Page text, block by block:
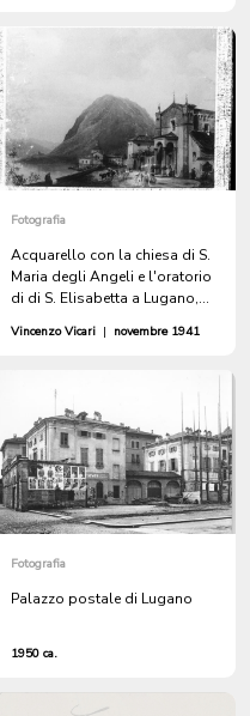
Fotografia
Acquarello con la chiesa di S.
Maria degli Angeli e l'oratorio
di di S. Elisabetta a Lugano,
Vincenzo Vicari | novembre 1941
Fotografia
Palazzo postale di Lugano
1950 ca.